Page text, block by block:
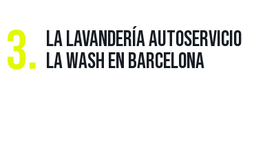
3. LA LAVANDERÍA AUTOSERVICIO
LA WASH EN BARCELONA